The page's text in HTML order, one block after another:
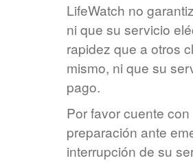
LifeWatch no
ni que su servicio
rapidez que a otros
mismo, ni que su
pago.
Por favor cuente
preparación ante
interrupción de su